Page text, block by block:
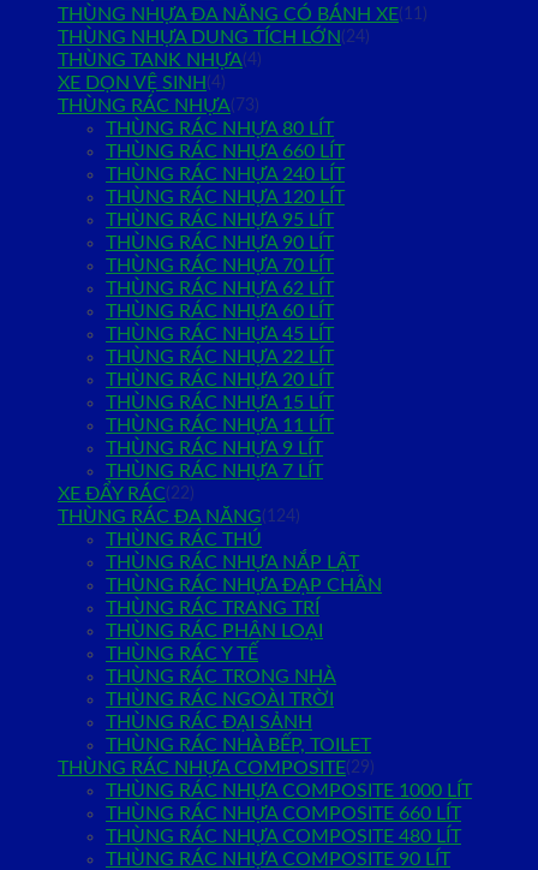
THÙNG NHỰA ĐA NĂNG CÓ BÁNH XE(11)
THÙNG NHỰA DUNG TÍCH LỚN(24)
THÙNG TANK NHỰA(4)
XE DỌN VỆ SINH(4)
THÙNG RÁC NHỰA(73)
THÙNG RÁC NHỰA 80 LÍT
THÙNG RÁC NHỰA 660 LÍT
THÙNG RÁC NHỰA 240 LÍT
THÙNG RÁC NHỰA 120 LÍT
THÙNG RÁC NHỰA 95 LÍT
THÙNG RÁC NHỰA 90 LÍT
THÙNG RÁC NHỰA 70 LÍT
THÙNG RÁC NHỰA 62 LÍT
THÙNG RÁC NHỰA 60 LÍT
THÙNG RÁC NHỰA 45 LÍT
THÙNG RÁC NHỰA 22 LÍT
THÙNG RÁC NHỰA 20 LÍT
THÙNG RÁC NHỰA 15 LÍT
THÙNG RÁC NHỰA 11 LÍT
THÙNG RÁC NHỰA 9 LÍT
THÙNG RÁC NHỰA 7 LÍT
XE ĐẨY RÁC(22)
THÙNG RÁC ĐA NĂNG(124)
THÙNG RÁC THÚ
THÙNG RÁC NHỰA NẮP LẬT
THÙNG RÁC NHỰA ĐẠP CHÂN
THÙNG RÁC TRANG TRÍ
THÙNG RÁC PHÂN LOẠI
THÙNG RÁC Y TẾ
THÙNG RÁC TRONG NHÀ
THÙNG RÁC NGOÀI TRỜI
THÙNG RÁC ĐẠI SẢNH
THÙNG RÁC NHÀ BẾP, TOILET
THÙNG RÁC NHỰA COMPOSITE(29)
THÙNG RÁC NHỰA COMPOSITE 1000 LÍT
THÙNG RÁC NHỰA COMPOSITE 660 LÍT
THÙNG RÁC NHỰA COMPOSITE 480 LÍT
THÙNG RÁC NHỰA COMPOSITE 90 LÍT